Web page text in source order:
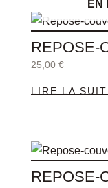
EN
REPOSE-
25,00 €
LIRE LA
REPOSE-